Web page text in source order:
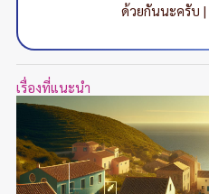
ด้วยกันนะครับ |
เรื่องที่แนะนำ